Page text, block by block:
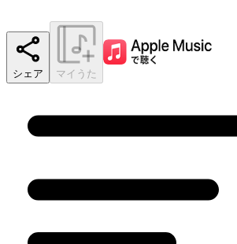
シェア マイうた